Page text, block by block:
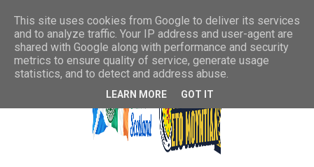
This site uses cookies from Google to deliver its services
and to analyze traffic. Your IP address and user-agent are
shared with Google along with performance and security
metrics to ensure quality of service, generate usage
statistics, and to detect and address abuse.
LEARN MORE GOT IT